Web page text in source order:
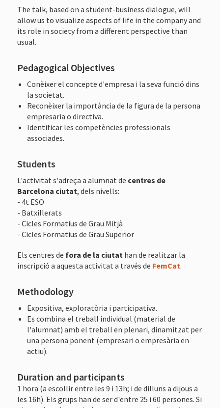
The talk, based on a student-business dialogue, will
allow us to visualize aspects of life in the company and
its role in society from a different perspective than
usual.
Pedagogical Objectives
Conèixer el concepte d'empresa i la seva funció dins
la societat.
Reconèixer la importància de la figura de la persona
empresaria o directiva.
Identificar les competències professionals
associades.
Students
L'activitat s'adreça a alumnat de centres de
Barcelona ciutat, dels nivells:
- 4t ESO
- Batxillerats
- Cicles Formatius de Grau Mitjà
- Cicles Formatius de Grau Superior
Els centres de fora de la ciutat han de realitzar la
inscripció a aquesta activitat a través de FemCat.
Methodology
Expositiva, exploratòria i participativa.
Es combina el treball individual (material de
l'alumnat) amb el treball en plenari, dinamitzat per
una persona ponent (empresari o empresària en
actiu).
Duration and participants
1 hora (a escollir entre les 9 i 13h; i de dilluns a dijous a
les 16h). Els grups han de ser d'entre 25 i 60 persones. Si